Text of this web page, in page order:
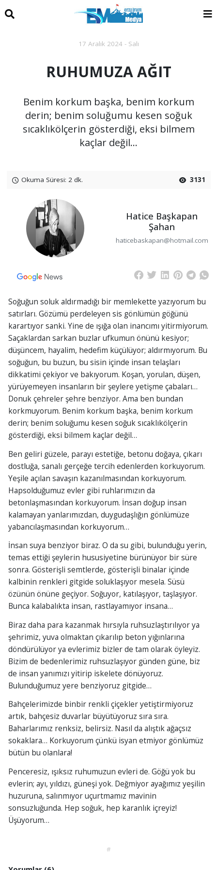
17 Aralık 2024 - Salı
RUHUMUZA AĞIT
Benim korkum başka, benim korkum
derin; benim soluğumu kesen soğuk
sıcaklıkölçerin gösterdiği, eksi bilmem
kaçlar değil…
Okuma Süresi: 2 dk. 3131
Hatice Başkapan
Şahan
haticebaskapan@hotmail.com
Soğuğun soluk aldırmadığı bir memlekette yazıyorum bu
satırları. Gözümü perdeleyen sis gönlümün göğünü
karartıyor sanki. Yine de ışığa olan inancımı yitirmiyorum.
Saçaklardan sarkan buzlar ufkumun önünü kesiyor;
düşüncem, hayalim, hedefim küçülüyor; aldırmıyorum. Bu
soğuğun, bu buzun, bu sisin içinde insan telaşları
dikkatimi çekiyor ve bakıyorum. Koşan, yorulan, düşen,
yürüyemeyen insanların bir şeylere yetişme çabaları…
Donuk çehreler şehre benziyor. Ama ben bundan
korkmuyorum. Benim korkum başka, benim korkum
derin; benim soluğumu kesen soğuk sıcaklıkölçerin
gösterdiği, eksi bilmem kaçlar değil…
Ben geliri güzele, parayı estetiğe, betonu doğaya, çıkarı
dostluğa, sanalı gerçeğe tercih edenlerden korkuyorum.
Yeşile açılan savaşın kazanılmasından korkuyorum.
Hapsolduğumuz evler gibi ruhlarımızın da
betonlaşmasından korkuyorum. İnsan doğup insan
kalamayan yanlarımızdan, duygudaşlığın gönlümüze
yabancılaşmasından korkuyorum…
İnsan suya benziyor biraz. O da su gibi, bulunduğu yerin,
temas ettiği şeylerin hususiyetine bürünüyor bir süre
sonra. Gösterişli semtlerde, gösterişli binalar içinde
kalbinin renkleri gitgide soluklaşıyor mesela. Süsü
özünün önüne geçiyor. Soğuyor, katılaşıyor, taşlaşıyor.
Bunca kalabalıkta insan, rastlayamıyor insana…
Biraz daha para kazanmak hırsıyla ruhsuzlaştırılıyor ya
şehrimiz, yuva olmaktan çıkarılıp beton yığınlarına
döndürülüyor ya evlerimiz bizler de tam olarak öyleyiz.
Bizim de bedenlerimiz ruhsuzlaşıyor günden güne, biz
de insan yanımızı yitirip iskelete dönüyoruz.
Bulunduğumuz yere benziyoruz gitgide…
Bahçelerimizde binbir renkli çiçekler yetiştirmiyoruz
artık, bahçesiz duvarlar büyütüyoruz sıra sıra.
Baharlarımız renksiz, belirsiz. Nasıl da alıştık ağaçsız
sokaklara… Korkuyorum çünkü isyan etmiyor gönlümüz
bütün bu olanlara!
Penceresiz, ışıksız ruhumuzun evleri de. Göğü yok bu
evlerin; ayı, yıldızı, güneşi yok. Değmiyor ayağımız yeşilin
huzuruna, salınmıyor uçurtmamız mavinin
sonsuzluğunda. Hep soğuk, hep karanlık içreyiz!
Üşüyorum…
#